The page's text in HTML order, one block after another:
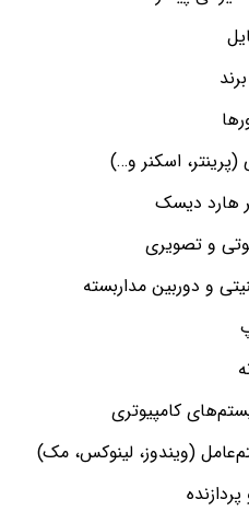
اسکنر و…)
هارد دیسک
و تصویری
و دوربین مداربسته
کامپیوتری
(ویندوز، لینوکس، مک)